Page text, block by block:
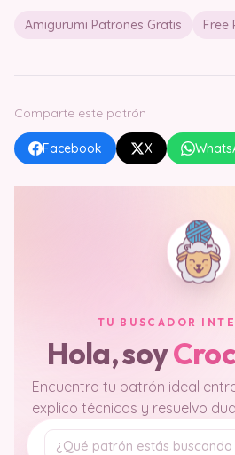
Amigurumi Patrones Gratis Free
Comparte este patrón
Facebook X
TU BUSCADOR
Hola, soy
Encuentro tu patrón ideal
explico técnicas y resuelvo